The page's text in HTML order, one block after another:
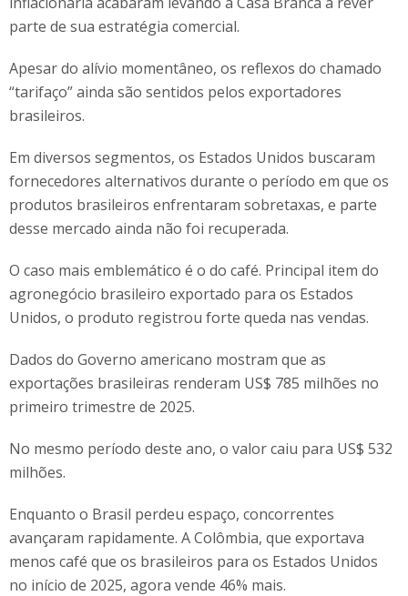
parte de sua estratégia comercial.
Apesar do alívio momentâneo, os reflexos do chamado
“tarifaço” ainda são sentidos pelos exportadores
brasileiros.
Em diversos segmentos, os Estados Unidos buscaram
fornecedores alternativos durante o período em que os
produtos brasileiros enfrentaram sobretaxas, e parte
desse mercado ainda não foi recuperada.
O caso mais emblemático é o do café. Principal item do
agronegócio brasileiro exportado para os Estados
Unidos, o produto registrou forte queda nas vendas.
Dados do Governo americano mostram que as
exportações brasileiras renderam US$ 785 milhões no
primeiro trimestre de 2025.
No mesmo período deste ano, o valor caiu para US$ 532
milhões.
Enquanto o Brasil perdeu espaço, concorrentes
avançaram rapidamente. A Colômbia, que exportava
menos café que os brasileiros para os Estados Unidos
no início de 2025, agora vende 46% mais.